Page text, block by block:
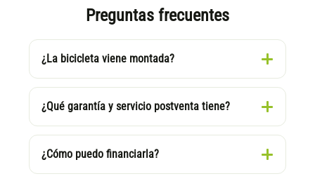
Preguntas frecuentes
¿La bicicleta viene montada?
¿Qué garantía y servicio postventa tiene?
¿Cómo puedo financiarla?